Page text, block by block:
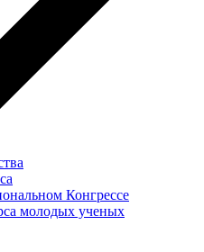
Конгрессе
молодых ученых